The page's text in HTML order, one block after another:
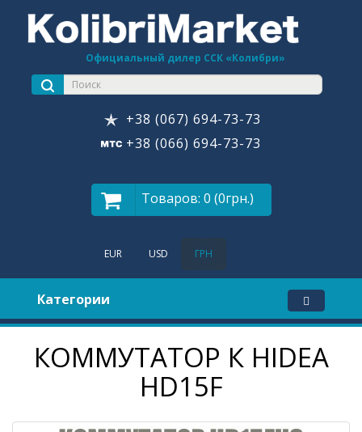
Официальный дилер ССК «Колибри»
+38 (067) 694-73-73
+38 (066) 694-73-73
Товаров: 0 (0грн.)
EUR USD ГРН
Категории
КОММУТАТОР К HIDEA
HD15F